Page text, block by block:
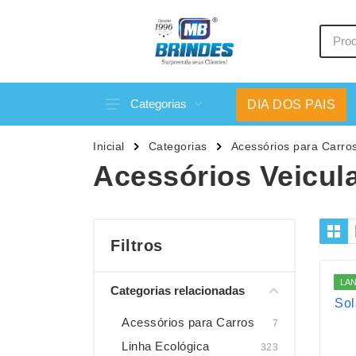
Categorias
Acessórios p/ Celular
Acessórios para Carros
Bar e Bebidas
Bolsas Térmicas
Brinquedos
Caixas de Som
Canecas
Canetas
Casa
DIA DOS PAIS
Inicial Categorias Acessórios para
Acessórios
Filtros
Categorias relacionadas
Acessórios para Carros 7
Linha Ecológica 323